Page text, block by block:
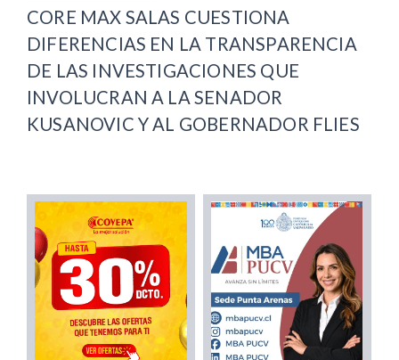
CORE MAX SALAS CUESTIONA
DIFERENCIAS EN LA TRANSPARENCIA
DE LAS INVESTIGACIONES QUE
INVOLUCRAN A LA SENADOR
KUSANOVIC Y AL GOBERNADOR FLIES